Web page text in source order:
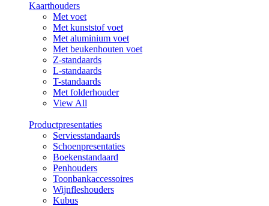
Kaarthouders
Met voet
Met kunststof voet
Met aluminium voet
Met beukenhouten voet
Z-standaards
L-standaards
T-standaards
Met folderhouder
View All
Productpresentaties
Serviesstandaards
Schoenpresentaties
Boekenstandaard
Penhouders
Toonbankaccessoires
Wijnfleshouders
Kubus